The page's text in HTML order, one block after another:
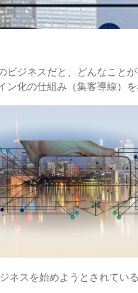
ビジネスだと、どんなこと
ン化の仕組み（集客導線）
ネスを始めようとされている